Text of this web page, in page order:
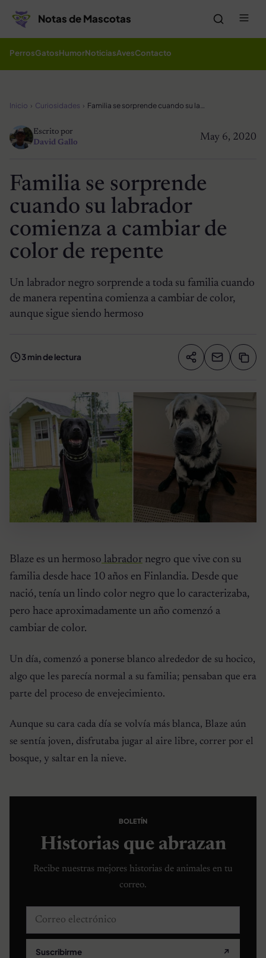
Notas de Mascotas
PerrosGatosHumorNoticiasAvesContacto
Inicio Curiosidades Familia se sorprende cuando su labrador comienza a cambiar de color de repente
May 6, 2020
Escrito por
David Gallo
Familia se sorprende
cuando su labrador
comienza a cambiar de
color de repente
Un labrador negro sorprende a toda su familia cuando
de manera repentina comienza a cambiar de color,
aunque sigue siendo hermoso
3 min de lectura Compartir
Blaze es un hermoso labrador negro que vive con su
familia desde hace 10 años en Finlandia. Desde que
nació, tenía un lindo color negro que lo caracterizaba,
pero hace aproximadamente un año comenzó a
cambiar de color.
Un día, comenzó a ponerse blanco alrededor de su hocico,
algo que les parecía normal a su familia; pensaban que era
parte del proceso de envejecimiento.
Aunque su cara cada día se volvía más blanca, Blaze aún
se sentía joven, disfrutaba jugar al aire libre, correr por el
bosque, y saltar en la nieve.
BOLETÍN
Historias que abrazan
Recibe nuestras mejores historias de animales en tu
correo.
Correo electrónico
Suscribirme ↗